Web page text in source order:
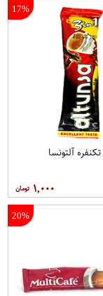
17%
آلتونسا
۱,۰۰۰
20%